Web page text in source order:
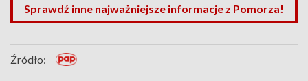
Sprawdź inne najważniejsze informacje z Pomorza!
Źródło: